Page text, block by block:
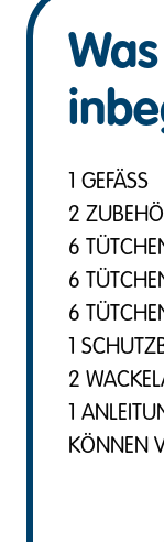
1 GEFÄSS
2
6
6
6
1
2
1
KÖNNEN